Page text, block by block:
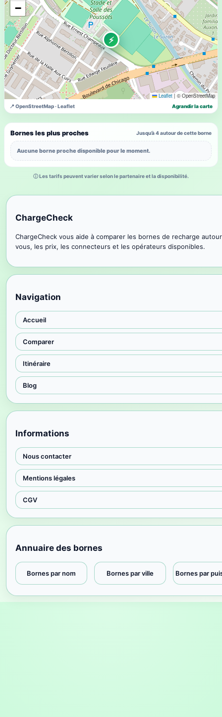
⚡
−
Leaflet | © OpenStreetMap
📍 OpenStreetMap · Leaflet Agrandir la carte
Bornes les plus proches Jusqu’à 4 autour de cette borne
Aucune borne proche disponible pour le moment.
ⓘ Les tarifs peuvent varier selon le partenaire et la disponibilité.
ChargeCheck
ChargeCheck vous aide à comparer les bornes de recharge
vous, les prix, les connecteurs et les opérateurs disponibles.
Navigation
Accueil
Comparer
Itinéraire
Blog
Informations
Nous contacter
Mentions légales
CGV
Annuaire des bornes
Bornes par nom Bornes par ville Bornes par